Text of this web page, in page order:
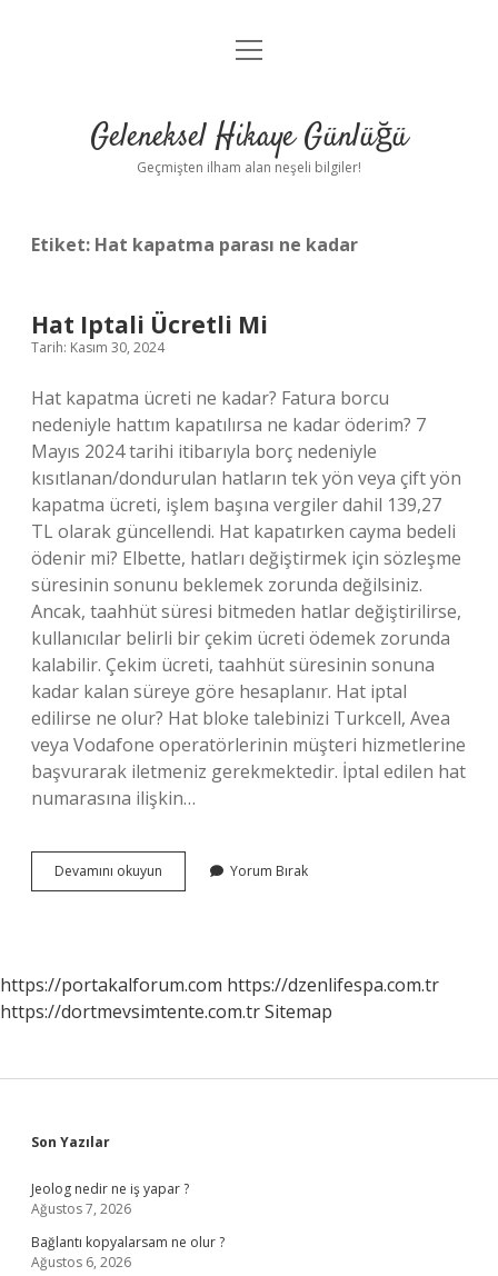
Anasayfa
Yasal Uyarı
menüyü
Geleneksel Hikaye Günlüğü
Geçmişten ilham alan neşeli bilgiler!
Etiket: Hat kapatma parası ne kadar
Hat Iptali Ücretli Mi
Tarih: Kasım 30, 2024
Hat kapatma ücreti ne kadar? Fatura borcu
nedeniyle hattım kapatılırsa ne kadar öderim? 7
Mayıs 2024 tarihi itibarıyla borç nedeniyle
kısıtlanan/dondurulan hatların tek yön veya çift yön
kapatma ücreti, işlem başına vergiler dahil 139,27
TL olarak güncellendi. Hat kapatırken cayma bedeli
ödenir mi? Elbette, hatları değiştirmek için sözleşme
süresinin sonunu beklemek zorunda değilsiniz.
Ancak, taahhüt süresi bitmeden hatlar değiştirilirse,
kullanıcılar belirli bir çekim ücreti ödemek zorunda
kalabilir. Çekim ücreti, taahhüt süresinin sonuna
kadar kalan süreye göre hesaplanır. Hat iptal
edilirse ne olur? Hat bloke talebinizi Turkcell, Avea
veya Vodafone operatörlerinin müşteri hizmetlerine
başvurarak iletmeniz gerekmektedir. İptal edilen hat
numarasına ilişkin…
Devamını okuyun
Iptali
Yorum Bırak
https://portakalforum.com https://dzenlifespa.com.tr
https://dortmevsimtente.com.trSitemap
Sidebar
Son Yazılar
Jeolog nedir ne iş yapar ?
Ağustos 7, 2026
Bağlantı kopyalarsam ne olur ?
Ağustos 6, 2026